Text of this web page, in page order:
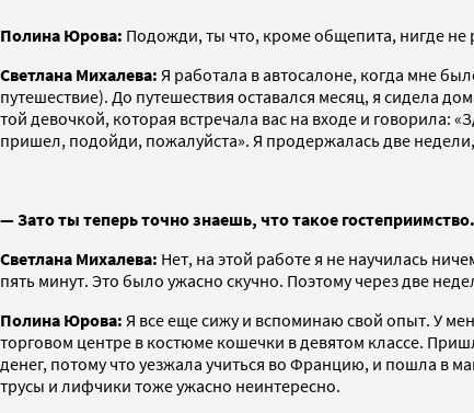
Полина Юрова: Подожди, ты что, кроме общепита, нигде не
Светлана Михалева: Я работала в автосалоне, когда мне
путешествие). До путешествия оставался месяц, я сидела
той девочкой, которая встречала вас на входе и говорила:
пришел, подойди, пожалуйста». Я продержалась две
— Зато ты теперь точно знаешь, что такое гостеприимство.
Светлана Михалева: Нет, на этой работе я не научилась
пять минут. Это было ужасно скучно. Поэтому через две
Полина Юрова: Я все еще сижу и вспоминаю свой опыт. У
торговом центре в костюме кошечки в девятом классе.
денег, потому что уезжала учиться во Францию, и пошла в
трусы и лифчики тоже ужасно неинтересно.